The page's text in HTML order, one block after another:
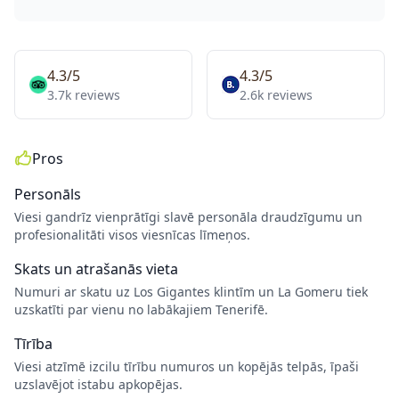
4.3/5
3.7k reviews
4.3/5
2.6k reviews
Pros
Personāls
Viesi gandrīz vienprātīgi slavē personāla draudzīgumu un
profesionalitāti visos viesnīcas līmeņos.
Skats un atrašanās vieta
Numuri ar skatu uz Los Gigantes klintīm un La Gomeru tiek
uzskatīti par vienu no labākajiem Tenerifē.
Tīrība
Viesi atzīmē izcilu tīrību numuros un kopējās telpās, īpaši
uzslavējot istabu apkopējas.